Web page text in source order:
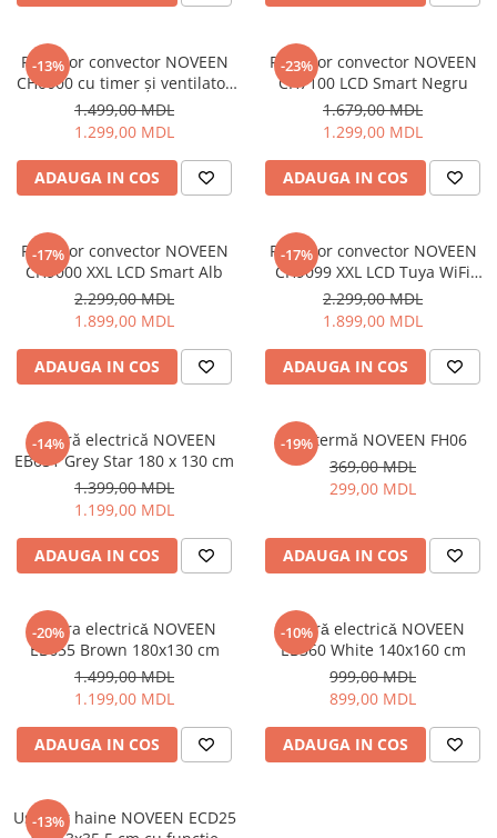
Smart Home
Electrocasnice
Climatizare
Aparate de aer conditionat
Incalzitoare
Incalzitoare de apa
Purificatoare si Umidificatoare de
Ventilatoare
Electrocasnice bucatarie
Aparate de cafea
Cuptoare cu microunde
Cuptoare pentru pâine
Fierbatoare de apa
Friteuze
Gratare electrice
Prajitoare de paine
Ingrijire locuinta
Aparat de Spălat Geamuri
Aparate de curatat cu abur
Aspiratoare
Aspiratoare portabile
Ingrijire Personala
Aparate de tuns
-13%
Radiator convector NOVEEN
CH6000 cu timer și ventilator
turbo
1.499,00 MDL
1.299,00 MDL
ADAUGA IN COS
-23%
Radiator convector NOVEEN
CH7100 LCD Smart Negru
1.679,00 MDL
1.299,00 MDL
ADAUGA IN COS
-17%
Radiator convector NOVEEN
CH9000 XXL LCD Smart Alb
2.299,00 MDL
1.899,00 MDL
ADAUGA IN COS
-17%
Radiator convector NOVEEN
CH9099 XXL LCD Tuya WiFi
Smart Alb
2.299,00 MDL
1.899,00 MDL
ADAUGA IN COS
-14%
Pătură electrică NOVEEN
EB651 Grey Star 180 x 130 cm
1.399,00 MDL
1.199,00 MDL
ADAUGA IN COS
-19%
Aerotermă NOVEEN FH06
369,00 MDL
299,00 MDL
ADAUGA IN COS
-20%
Patura electricǎ NOVEEN
EB655 Brown 180x130 cm
1.499,00 MDL
1.199,00 MDL
ADAUGA IN COS
-10%
Paturǎ electricǎ NOVEEN
EB360 White 140x160 cm
999,00 MDL
899,00 MDL
ADAUGA IN COS
-13%
Uscator haine NOVEEN ECD25